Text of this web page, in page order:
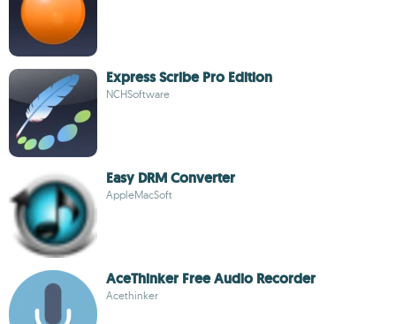
Express Scribe Pro Edition
NCHSoftware
Easy DRM Converter
AppleMacSoft
AceThinker Free Audio Recorder
Acethinker